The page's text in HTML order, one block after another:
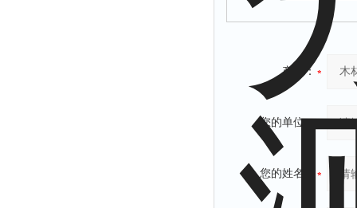
产品：
您的单位：
您的姓名：